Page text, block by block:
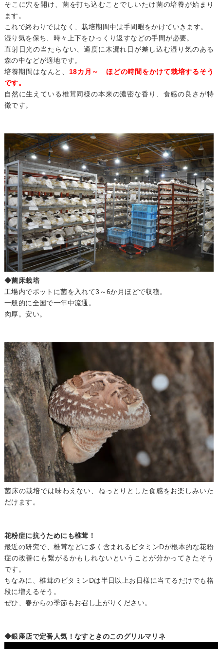
そこに穴を開け、菌を打ち込むことでしいたけ菌の培養が始まり
ます。
これで終わりではなく、栽培期間中は手間暇をかけていきます。
湿り気を保ち、時々上下をひっくり返すなどの手間が必要。
直射日光の当たらない、適度に木漏れ日が差し込む湿り気のある
森の中などが適地です。
培養期間はなんと、 18カ月～ ほどの時間をかけて栽培するそう
です。
自然に生えている椎茸同様の本来の濃密な香り、食感の良さが特
徴です。
◆菌床栽培
工場内でポットに菌を入れて3～6か月ほどで収穫。
一般的に全国で一年中流通。
肉厚。安い。
菌床の栽培では味わえない、ねっとりとした食感をお楽しみいた
だけます。
花粉症に抗うためにも椎茸！
最近の研究で、椎茸などに多く含まれるビタミンDが根本的な花粉
症の改善にも繋がるかもしれないということが分かってきたそう
です。
ちなみに、椎茸のビタミンDは半日以上お日様に当てるだけでも格
段に増えるそう。
ぜひ、春からの季節もお召し上がりください。
◆銀座店で定番人気！なすときのこのグリルマリネ